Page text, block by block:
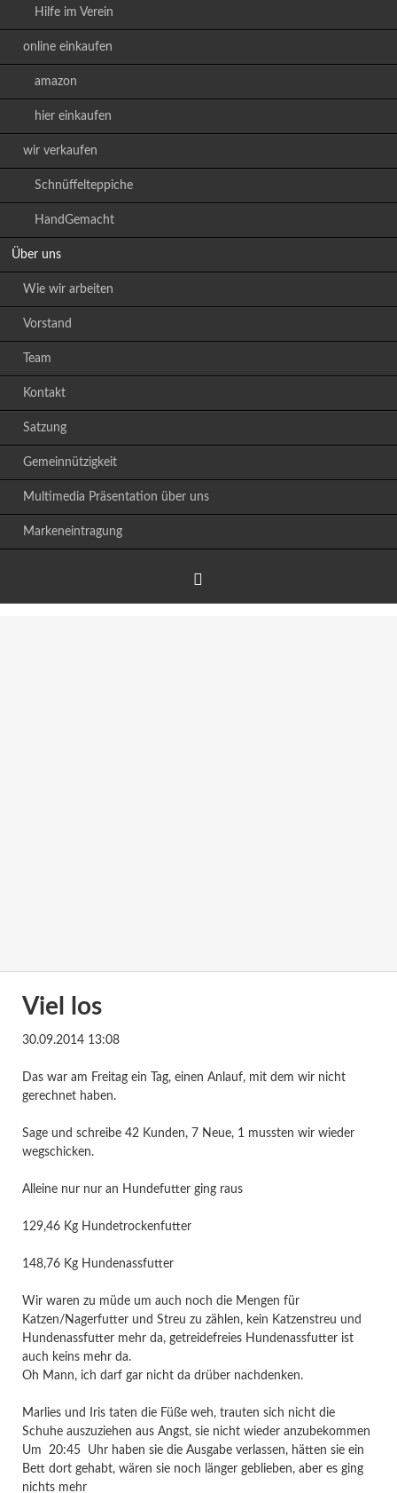
Hilfe im Verein
online einkaufen
amazon
hier einkaufen
wir verkaufen
Schnüffelteppiche
HandGemacht
Über uns
Wie wir arbeiten
Vorstand
Team
Kontakt
Satzung
Gemeinnützigkeit
Multimedia Präsentation über uns
Markeneintragung
Viel los
30.09.2014 13:08
Das war am Freitag ein Tag, einen Anlauf, mit dem wir nicht
gerechnet haben.
Sage und schreibe 42 Kunden, 7 Neue, 1 mussten wir wieder
wegschicken.
Alleine nur nur an Hundefutter ging raus
129,46 Kg Hundetrockenfutter
148,76 Kg Hundenassfutter
Wir waren zu müde um auch noch die Mengen für
Katzen/Nagerfutter und Streu zu zählen, kein Katzenstreu und
Hundenassfutter mehr da, getreidefreies Hundenassfutter ist
auch keins mehr da.
Oh Mann, ich darf gar nicht da drüber nachdenken.
Marlies und Iris taten die Füße weh, trauten sich nicht die
Schuhe auszuziehen aus Angst, sie nicht wieder anzubekommen
Um 20:45 Uhr haben sie die Ausgabe verlassen, hätten sie ein
Bett dort gehabt, wären sie noch länger geblieben, aber es ging
nichts mehr